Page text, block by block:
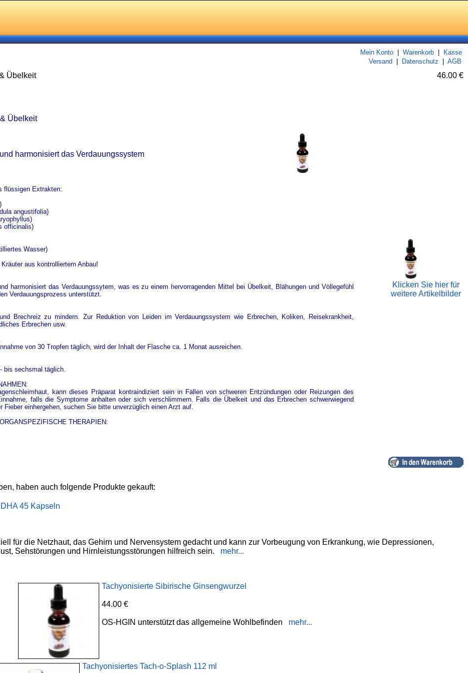
Mein Konto Warenkorb
Kasse
Versand
Datenschutz AGB
Übelkeit
46.00 €
Übelkeit
harmonisiert das Verdauungssystem
flüssigen Extrakten:
angustifolia)
officinalis)
Wasser)
aus kontrolliertem Anbau!
harmonisiert das Verdauungssytem, was es zu einem hervorragenden Mittel bei Übelkeit, Blähungen und Völlegefühl
Verdauungsprozess unterstützt.
Brechreiz zu mindern. Zur Reduktion von Leiden im Verdauungssystem wie Erbrechen, Koliken, Reisekrankheit,
Erbrechen usw.
von 30 Tropfen täglich, wird der Inhalt der Flasche ca. 1 Monat ausreichen.
bis sechsmal täglich.
kann dieses Präparat kontraindiziert sein in Fällen von schweren Entzündungen oder Reizungen des
falls die Symptome anhalten oder sich verschlimmern. Falls die Übelkeit und das Erbrechen schwerwiegend
einhergehen, suchen Sie bitte unverzüglich einen Arzt auf.
THERAPIEN:
Klicken Sie hier für
weitere Artikelbilder
haben auch folgende Produkte gekauft:
45 Kapseln
für die Netzhaut, das Gehirn und Nervensystem gedacht und kann zur Vorbeugung von Erkrankung, wie Depressionen,
Sehstörungen und Hirnleistungsstörungen hilfreich sein.
mehr...
Tachyonisierte Sibirische Ginsengwurzel
44.00 €
OS-HGIN unterstützt das allgemeine Wohlbefinden mehr...
Tachyonisiertes Tach-o-Splash 112 ml